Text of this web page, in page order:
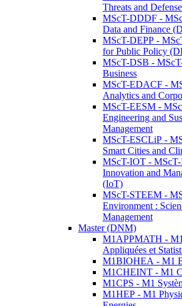
Threats and
MScT-DDDF -
Data and Finance
MScT-DEPP -
for Public Policy
MScT-DSB -
Business
MScT-EDACF -
Analytics and
MScT-EESM -
Engineering and
Management
MScT-ESCLiP -
Smart Cities and
MScT-IOT -
Innovation and
(IoT)
MScT-STEEM -
Environment :
Management
Master (DNM)
M1APPMATH -
Appliquées et
M1BIOHEA - M1
M1CHEINT - M1
M1CPS - M1
M1HEP - M1